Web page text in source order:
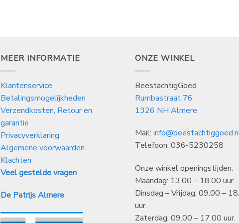
MEER INFORMATIE
Klantenservice
Betalingsmogelijkheden
Verzendkosten, Retour en
garantie
Privacyverklaring
Algemene voorwaarden
Klachten
Veel gestelde vragen
De Patrijs Almere
ONZE WINKEL
BeestachtigGoed
Rumbastraat 76
1326 NH Almere
Mail:
Telefoon: 036-5230258
Onze winkel openingstijden:
Maandag: 13.00 – 18.00 uur.
Dinsdag – Vrijdag: 09.00 –
uur.
Zaterdag: 09.00 – 17.00 uur.